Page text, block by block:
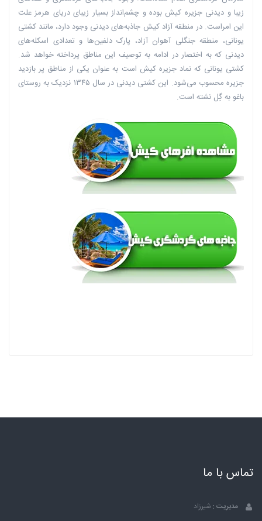
زیبا و دیدنی جزیره کیش بوده و چشم‌انداز بسیار زیبای دریای هرمز علت
این امراست. در منطقه آزاد کیش جاذبه‌های دیدنی وجود دارد، مانند کشتی
یونانی، منطقه جنگلی آهوان آزاد، پارک دلفین‌ها و تعدادی اسکله‌های
دیدنی که به اختصار در ادامه به توصیف این مناطق پرداخته خواهد شد.
کشتی یونانی که نماد جزیره کیش است به عنوان یکی از مناطق پر بازدید
جزیره محسوب می‌شود. این کشتی دیدنی در سال ۱۳۴۵ نزدیک به روستای
باغو به گِل نشته است.
تماس با ما
مدیریت : شیرزاد